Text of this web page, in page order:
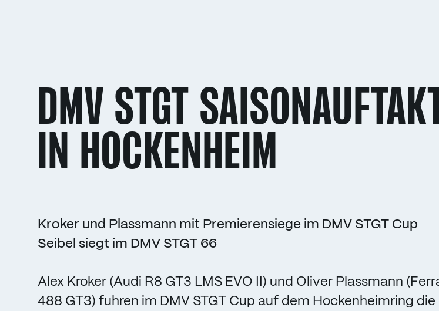
DMV STGT
IN HOCKENHEIM
Kroker und Plassmann mit Premierensiege im DMV STGT Cup
Seibel siegt im DMV STGT 66
Alex Kroker (Audi R8 GT3 LMS EVO II) und Oliver Plassmann
488 GT3) fuhren im DMV STGT Cup auf dem Hockenheimring die